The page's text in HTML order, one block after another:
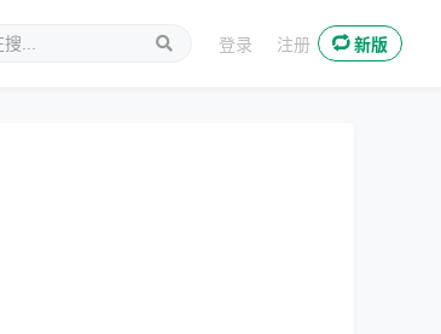
登录 注册 新版